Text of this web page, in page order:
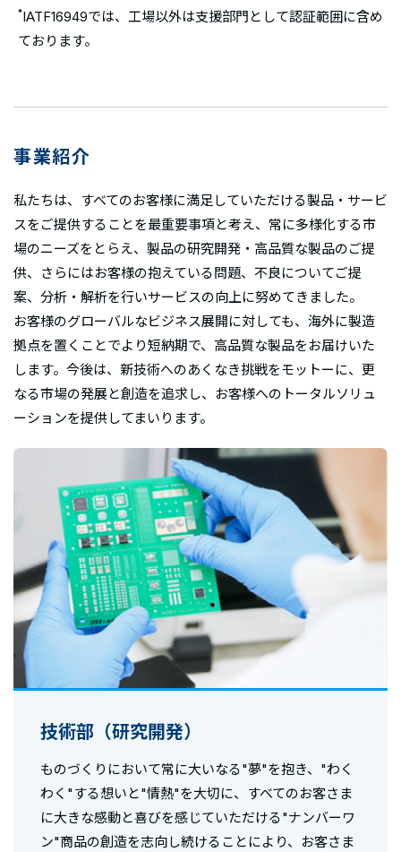
*IATF16949では、工場以外は支援部門として認証範囲に含め
ております。
事業紹介
私たちは、すべてのお客様に満足していただける製品・サービ
スをご提供することを最重要事項と考え、常に多様化する市
場のニーズをとらえ、製品の研究開発・高品質な製品のご提
供、さらにはお客様の抱えている問題、不良についてご提
案、分析・解析を行いサービスの向上に努めてきました。
お客様のグローバルなビジネス展開に対しても、海外に製造
拠点を置くことでより短納期で、高品質な製品をお届けいた
します。今後は、新技術へのあくなき挑戦をモットーに、更
なる市場の発展と創造を追求し、お客様へのトータルソリュ
ーションを提供してまいります。
技術部（研究開発）
ものづくりにおいて常に大いなる"夢"を抱き、"わく
わく"する想いと"情熱"を大切に、すべてのお客さま
に大きな感動と喜びを感じていただける"ナンバーワ
ン"商品の創造を志向し続けることにより、お客さま